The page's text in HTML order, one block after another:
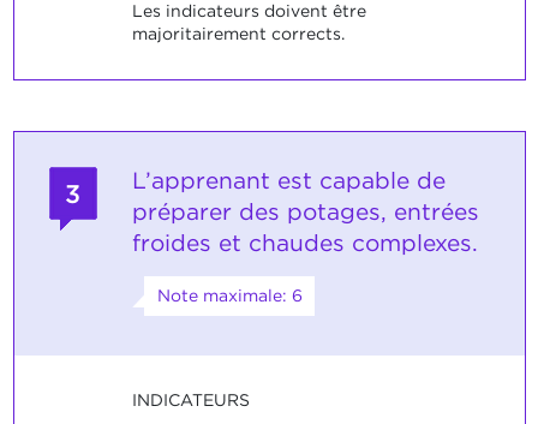
Les indicateurs doivent être
majoritairement corrects.
3
L’apprenant est capable de
préparer des potages, entrées
froides et chaudes complexes.
Note maximale: 6
INDICATEURS